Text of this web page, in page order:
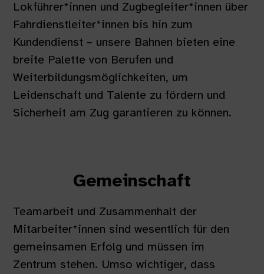
Lokführer*innen und Zugbegleiter*innen über
Fahrdienstleiter​*innen bis hin zum
Kundendienst – unsere Bahnen bieten eine
breite Palette von Berufen und
Weiterbildungsmöglichkeiten, um
Leidenschaft und Talente zu fördern und
Sicherheit am Zug garantieren zu können.
Gemeinschaft
Teamarbeit und Zusammenhalt der
Mitarbeiter*innen sind wesentlich für den
gemeinsamen Erfolg und müssen im
Zentrum stehen. Umso wichtiger, dass